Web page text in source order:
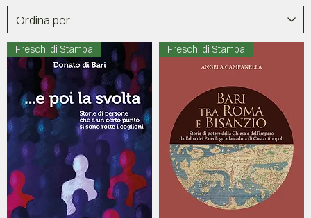
Freschi di Stampa Freschi di Stampa